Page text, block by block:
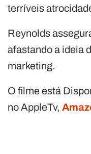
terríveis
Reynolds
afastando a ideia
marketing.
O filme está
no AppleTv,